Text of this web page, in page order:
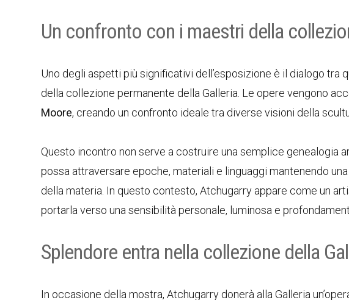
Un confronto con i maestri della
Uno degli aspetti più significativi dell’esposizione è il dialogo tra
della collezione permanente della Galleria. Le opere vengono
Moore, creando un confronto ideale tra diverse visioni della
Questo incontro non serve a costruire una semplice genealogia
possa attraversare epoche, materiali e linguaggi mantenendo
della materia. In questo contesto, Atchugarry appare come un
portarla verso una sensibilità personale, luminosa e
Splendore entra nella collezione della
In occasione della mostra, Atchugarry donerà alla Galleria